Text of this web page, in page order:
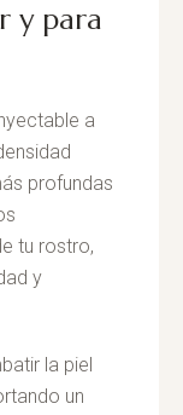
y para
a
profundas
tu rostro,
y
la piel
un